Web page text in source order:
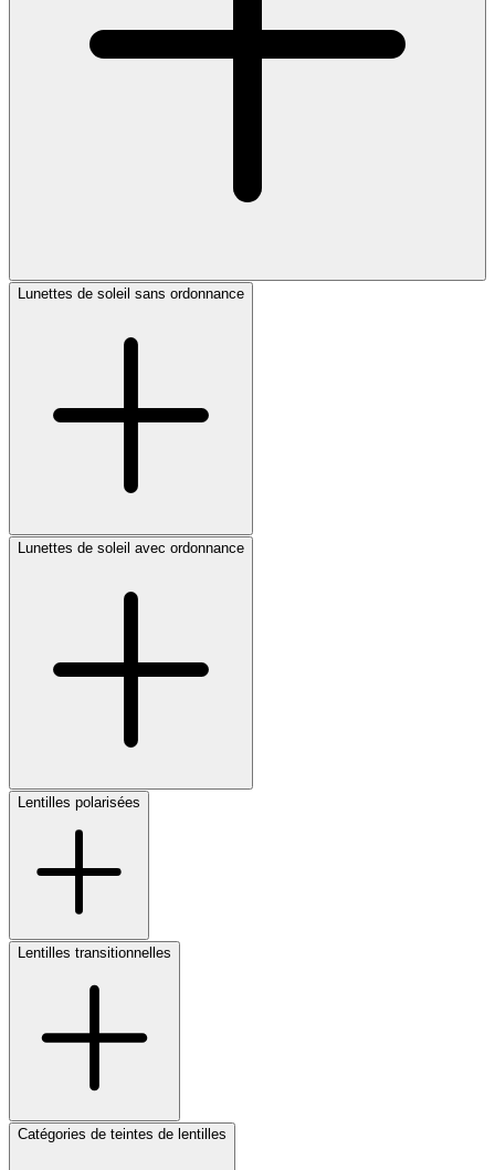
Lunettes de soleil sans ordonnance
Lunettes de soleil avec ordonnance
Lentilles polarisées
Lentilles transitionnelles
Catégories de teintes de lentilles